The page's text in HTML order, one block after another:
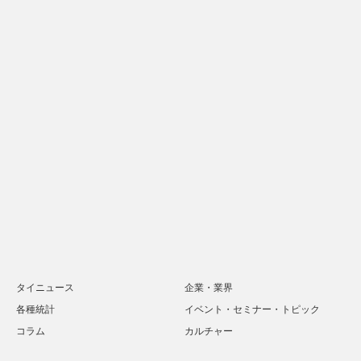
タイニュース
企業・業界
各種統計
イベント・セミナー・トピック
コラム
カルチャー